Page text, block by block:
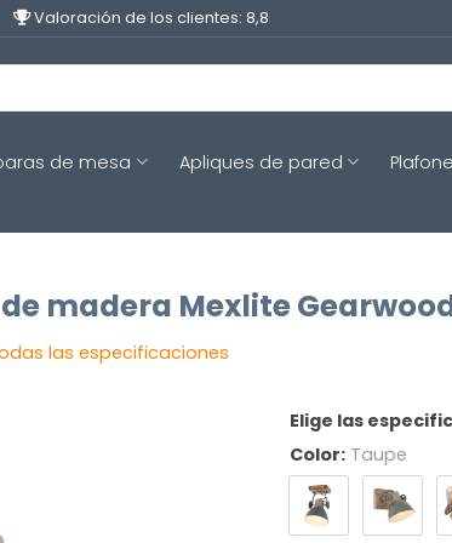
Valoración de los clientes: 8,8
de mesa Apliques de pared
madera Mexlite
las especificaciones
Elige las
Color: Taupe